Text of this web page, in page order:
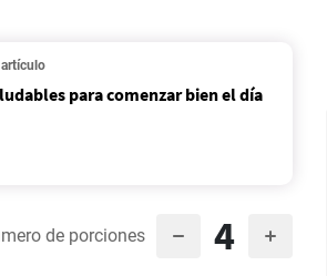
artículo
para comenzar bien el día
de porciones 4